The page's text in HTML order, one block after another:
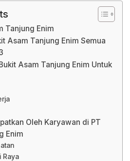
Tanjung Enim
Asam Tanjung Enim Semua
Asam Tanjung Enim Untuk
Oleh Karyawan di PT
Enim
Raya